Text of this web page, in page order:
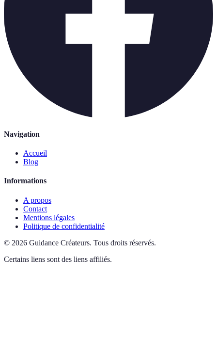
Navigation
Accueil
Blog
Informations
A propos
Contact
Mentions légales
Politique de confidentialité
© 2026 Guidance Créateurs. Tous droits réservés.
Certains liens sont des liens affiliés.